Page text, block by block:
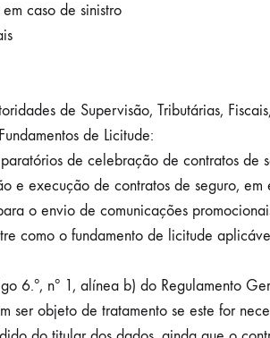
caso de sinistro
de Supervisão, Tributárias,
de Licitude:
de celebração de contratos de
e execução de contratos de seguro, em
o envio de comunicações
como o fundamento de licitude
6.º, nº 1, alínea b) do Regulamento
ser objeto de tratamento se este for